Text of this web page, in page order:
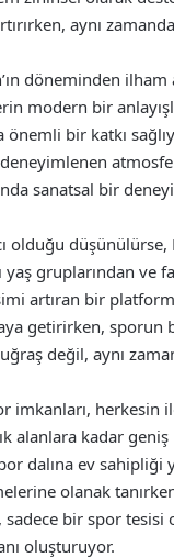
aynı
döneminden
modern bir
bir katkı
sanatsal bir
olduğu
gruplarından ve
artıran bir
getirirken,
değil, aynı
imkanları, herkesin
alanlara kadar
dalına ev
olanak
bir spor tesisi
oluşturuyor.